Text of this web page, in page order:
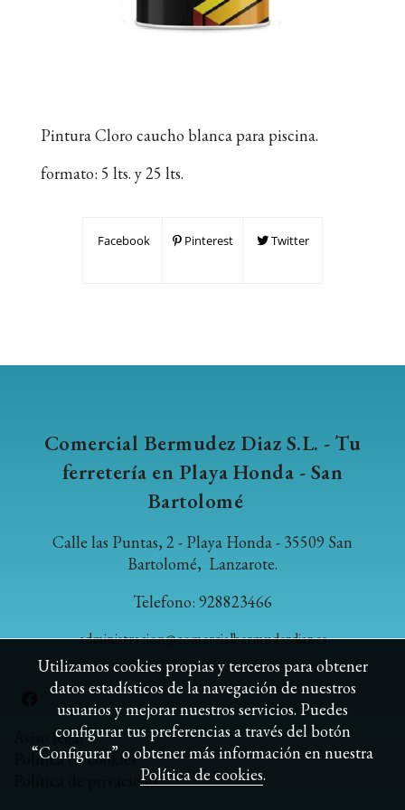
Pintura Cloro caucho blanca para piscina.
formato: 5 lts. y 25 lts.
Facebook Pinterest Twitter
Comercial Bermudez Diaz S.L. - Tu
ferretería en Playa Honda - San
Bartolomé
Calle las Puntas, 2 - Playa Honda - 35509 San
Bartolomé, Lanzarote.
Telefono: 928823466
administracion@comercialbermudezdiaz.es
Aviso legal
Política de cookies
Política de privacidad
Utilizamos cookies propias y terceros para obtener
datos estadísticos de la navegación de nuestros
usuarios y mejorar nuestros servicios. Puedes
configurar tus preferencias a través del botón
“Configurar” o obtener más información en nuestra
Política de cookies.